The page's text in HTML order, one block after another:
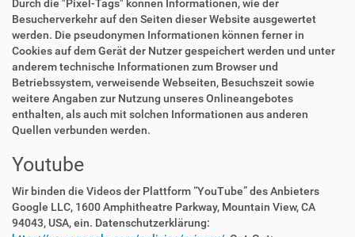
Durch die "Pixel-Tags" können Informationen, wie der
Besucherverkehr auf den Seiten dieser Website ausgewertet
werden. Die pseudonymen Informationen können ferner in
Cookies auf dem Gerät der Nutzer gespeichert werden und unter
anderem technische Informationen zum Browser und
Betriebssystem, verweisende Webseiten, Besuchszeit sowie
weitere Angaben zur Nutzung unseres Onlineangebotes
enthalten, als auch mit solchen Informationen aus anderen
Quellen verbunden werden.
Youtube
Wir binden die Videos der Plattform “YouTube” des Anbieters
Google LLC, 1600 Amphitheatre Parkway, Mountain View, CA
94043, USA, ein. Datenschutzerklärung: